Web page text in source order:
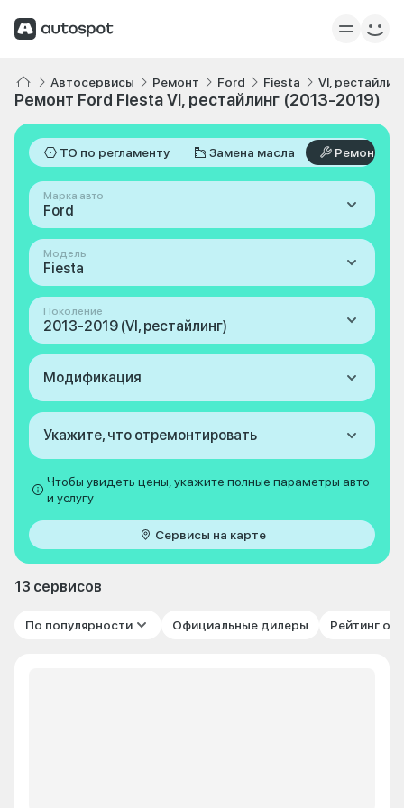
Автосервисы Ремонт Ford Fiesta VI,
Ремонт Ford Fiesta VI, рестайлинг (2013-2019)
ТО по регламенту Замена масла Ремонт
Марка авто
Ford
Модель
Fiesta
Поколение
2013-2019 (VI, рестайлинг)
Модификация
Укажите, что отремонтировать
Чтобы увидеть цены, укажите полные параметры авто
и услугу
Сервисы на карте
13 сервисов
По популярности Официальные дилеры Рейтинг